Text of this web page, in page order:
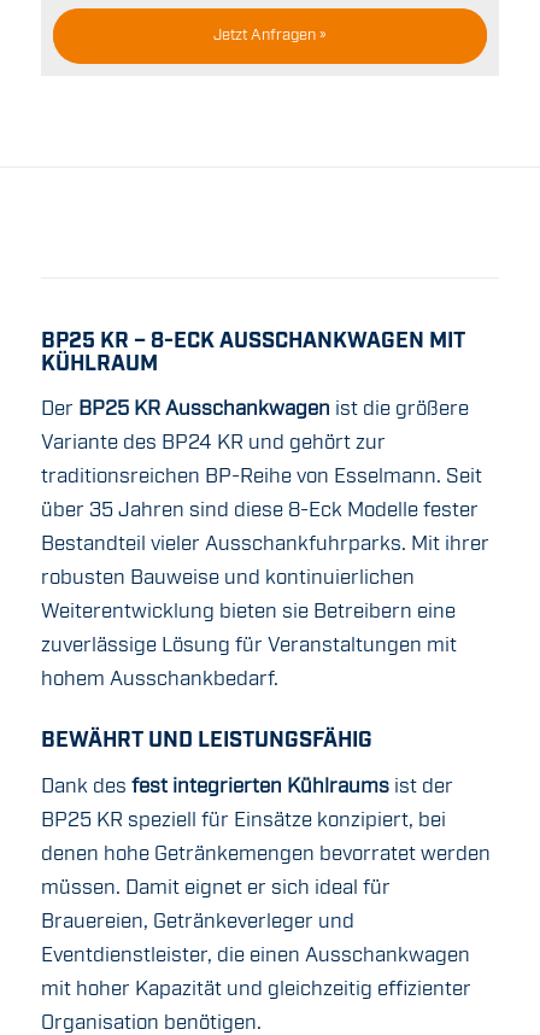
Jetzt Anfragen »
BP25 KR – 8-ECK AUSSCHANKWAGEN MIT
KÜHLRAUM
Der BP25 KR Ausschankwagen ist die größere
Variante des BP24 KR und gehört zur
traditionsreichen BP-Reihe von Esselmann. Seit
über 35 Jahren sind diese 8-Eck Modelle fester
Bestandteil vieler Ausschankfuhrparks. Mit ihrer
robusten Bauweise und kontinuierlichen
Weiterentwicklung bieten sie Betreibern eine
zuverlässige Lösung für Veranstaltungen mit
hohem Ausschankbedarf.
BEWÄHRT UND LEISTUNGSFÄHIG
Dank des fest integrierten Kühlraumsist der
BP25 KR speziell für Einsätze konzipiert, bei
denen hohe Getränkemengen bevorratet werden
müssen. Damit eignet er sich ideal für
Brauereien, Getränkeverleger und
Eventdienstleister, die einen Ausschankwagen
mit hoher Kapazität und gleichzeitig effizienter
Organisation benötigen.